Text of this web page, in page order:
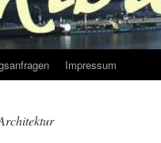
Impressum